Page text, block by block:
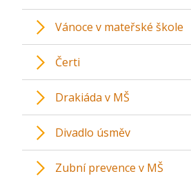
Vánoce v mateřské škole
Čerti
Drakiáda v MŠ
Divadlo úsměv
Zubní prevence v MŠ